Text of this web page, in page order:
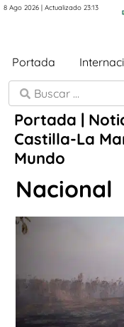
8 Ago 2026 | Actualizado 23:13
Portada
Portada |
Castilla-La
Mundo
Nacional